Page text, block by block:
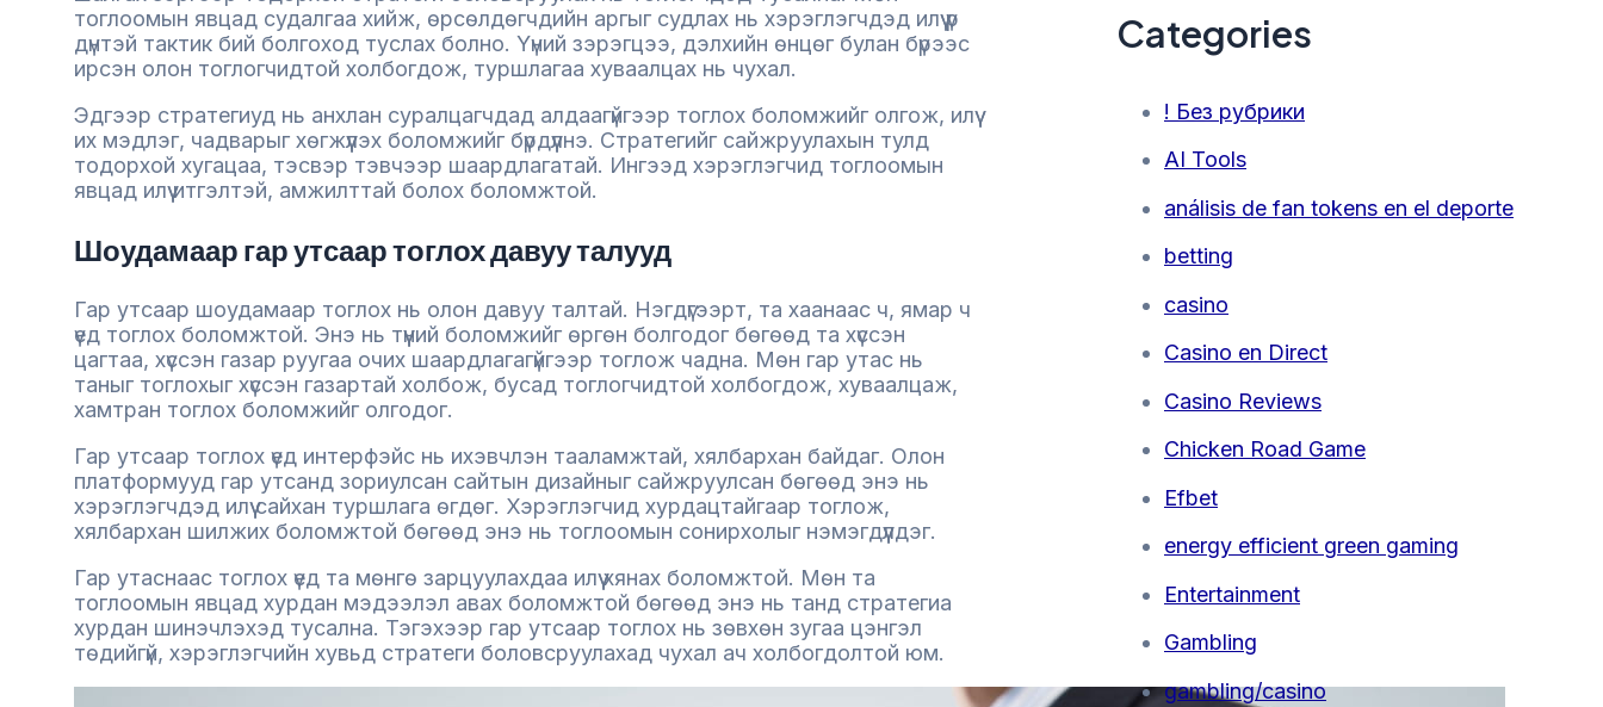
тоглоомын явцад судалгаа хийж, өрсөлдөгчдийн аргыг судлах нь хэрэглэгчдэд илүү үр
дүнтэй тактик бий болгоход туслах болно. Үүний зэрэгцээ, дэлхийн өнцөг булан бүрээс
ирсэн олон тоглогчидтой холбогдож, туршлагаа хуваалцах нь чухал.
Эдгээр стратегиуд нь анхлан суралцагчдад алдаагүйгээр тоглох боломжийг олгож, илүү
их мэдлэг, чадварыг хөгжүүлэх боломжийг бүрдүүлнэ. Стратегийг сайжруулахын тулд
тодорхой хугацаа, тэсвэр тэвчээр шаардлагатай. Ингээд хэрэглэгчид тоглоомын
явцад илүү итгэлтэй, амжилттай болох боломжтой.
Шоудамаар гар утсаар тоглох давуу талууд
Гар утсаар шоудамаар тоглох нь олон давуу талтай. Нэгдүгээрт, та хаанаас ч, ямар ч
үед тоглох боломжтой. Энэ нь түүний боломжийг өргөн болгодог бөгөөд та хүссэн
цагтаа, хүссэн газар руугаа очих шаардлагагүйгээр тоглож чадна. Мөн гар утас нь
таныг тоглохыг хүссэн газартай холбож, бусад тоглогчидтой холбогдож, хуваалцаж,
хамтран тоглох боломжийг олгодог.
Гар утсаар тоглох үед интерфэйс нь ихэвчлэн тааламжтай, хялбархан байдаг. Олон
платформууд гар утсанд зориулсан сайтын дизайныг сайжруулсан бөгөөд энэ нь
хэрэглэгчдэд илүү сайхан туршлага өгдөг. Хэрэглэгчид хурдацтайгаар тоглож,
хялбархан шилжих боломжтой бөгөөд энэ нь тоглоомын сонирхолыг нэмэгдүүлдэг.
Гар утаснаас тоглох үед та мөнгө зарцуулахдаа илүү хянах боломжтой. Мөн та
тоглоомын явцад хурдан мэдээлэл авах боломжтой бөгөөд энэ нь танд стратегиа
хурдан шинэчлэхэд тусална. Тэгэхээр гар утсаар тоглох нь зөвхөн зугаа цэнгэл
төдийгүй, хэрэглэгчийн хувьд стратеги боловсруулахад чухал ач холбогдолтой юм.
Categories
! Без рубрики
AI Tools
análisis de fan tokens en el deporte
betting
casino
Casino en Direct
Casino Reviews
Chicken Road Game
Efbet
energy efficient green gaming
Entertainment
Gambling
gambling/casino